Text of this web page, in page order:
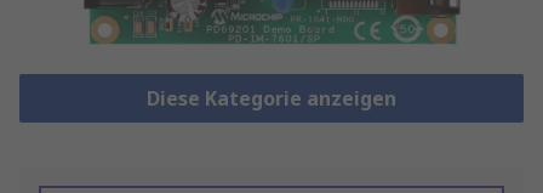
Diese Kategorie anzeigen